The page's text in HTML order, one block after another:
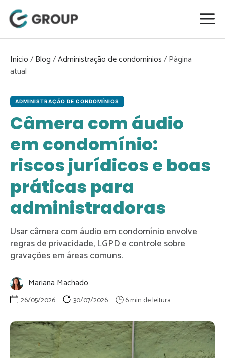
para
conteúdo
Início/Blog/Administração de condomínios/
ADMINISTRAÇÃO DE CONDOMÍNIOS
Câmera com áudio
em condomínio:
riscos jurídicos e boas
práticas para
administradoras
Usar câmera com áudio em condomínio envolve
regras de privacidade, LGPD e controle sobre
gravações em áreas comuns.
Mariana Machado
26/05/2026 30/07/2026